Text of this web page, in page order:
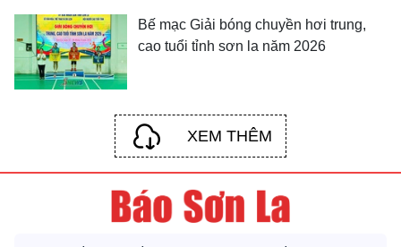
Bế mạc Giải bóng chuyền hơi trung,
cao tuổi tỉnh sơn la năm 2026
XEM THÊM